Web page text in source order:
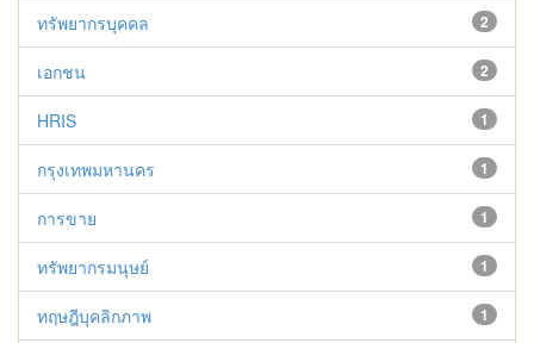
2
ทรัพยากรบุคคล
2
เอกชน
1
HRIS
1
กรุงเทพมหานคร
1
การขาย
1
ทรัพยากรมนุษย์
1
ทฤษฎีบุคลิกภาพ